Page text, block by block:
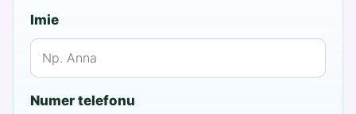
Imie
Numer telefonu